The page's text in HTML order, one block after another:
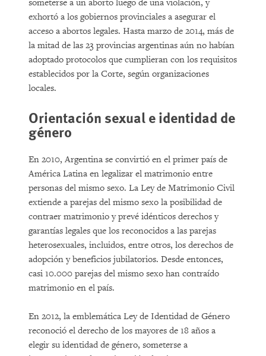
someterse a un aborto luego de una violación, y
exhortó a los gobiernos provinciales a asegurar el
acceso a abortos legales. Hasta marzo de 2014, más de
la mitad de las 23 provincias argentinas aún no habían
adoptado protocolos que cumplieran con los requisitos
establecidos por la Corte, según organizaciones
locales.
Orientación sexual e identidad de
género
En 2010, Argentina se convirtió en el primer país de
América Latina en legalizar el matrimonio entre
personas del mismo sexo. La Ley de Matrimonio Civil
extiende a parejas del mismo sexo la posibilidad de
contraer matrimonio y prevé idénticos derechos y
garantías legales que los reconocidos a las parejas
heterosexuales, incluidos, entre otros, los derechos de
adopción y beneficios jubilatorios. Desde entonces,
casi 10.000 parejas del mismo sexo han contraído
matrimonio en el país.
En 2012, la emblemática Ley de Identidad de Género
reconoció el derecho de los mayores de 18 años a
elegir su identidad de género, someterse a